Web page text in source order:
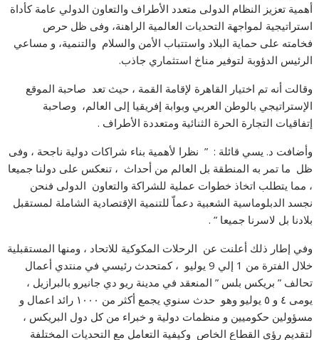
أهمية تعزيز النظام الدولى متعدد الأطراف والتعاون الدولي عامة كأداة
استراتيجية لمواجهة التحديات العالمية الراهنة، وفى ظل حرص
فخامته على حماية البلاد واستتباب الأمن والسلام والتنمية، و مساعي
الرئيس الدؤوبة لتوفير مناخ استثماري جاذب.
وقالت أنه تم اختيار القاهرة لإقامة القمة ، حيث تعد صاحبة الموقع
الإستراتيجي بالوطن العربي وبوابة إفريقيا إلى العالم، وصاحبة
إتفاقيات التجارة الحرة الثنائية ومتعددة الأطراف .
وأضافت د. يسي قائلة : ” نظرا لأهمية بناء شراكات دولية ناجحة ، وفى
ظل ما تمر به المنطقة بل العالم من أحداث ، تنعكس على دولنا جميعا
، مما يتطلب اتخاذ خطوات عملية للشراكة والتعاون الدولى فنحن
نجسد الدبلوماسية الشعبية دعماّ للتنمية الإقتصادية الشاملة لمستقبل
بلادنا بل لاسرنا جميعا ” .
وفي إطار ذلك أعلنت عن الرحلات المكوكية للاتحاد ، ومنها المستقبلية
خلال الفترة من 1 إلي 9 يوليو ، كمتحدث رئيسي في منتدي أعمال
تحالف ” بريكس بلس ” المنعقد في مدينة ريو دي جانيرو بالبرازيل ،
يومى ٤ و ٥ يوليو وهو حدث سنوي يجمع أكثر من ١٠٠٠ رائد اعمال و
مسؤولين حكوميين و منظمات دولية و خبراء من كل دول البريكس ،
لتقديم رؤى القطاع الخاص وكيفية التعامل مع التحديات المختلفة